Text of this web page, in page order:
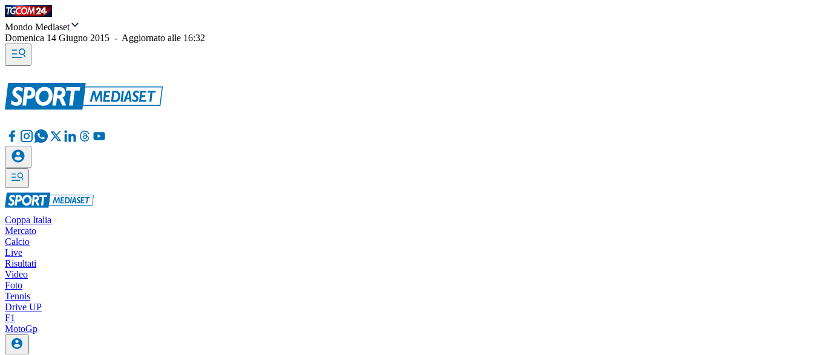
Mondo Mediaset
Domenica 14 Giugno 2015 - Aggiornato alle 16:32
Coppa Italia
Mercato
Calcio
Live
Risultati
Video
Foto
Tennis
Drive UP
F1
MotoGp